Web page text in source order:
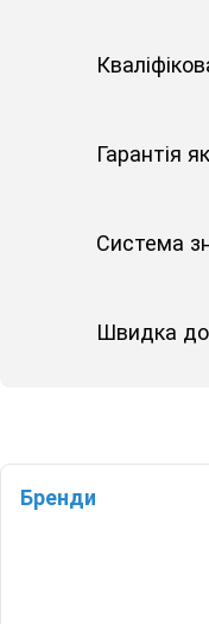
Гарантія
Система
Швидка
Бренди